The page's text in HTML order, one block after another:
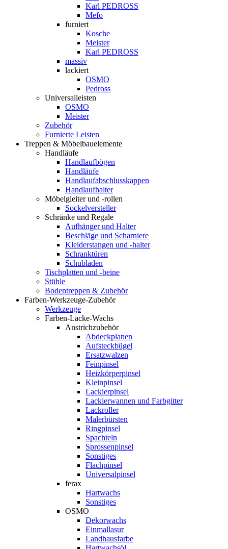
Karl PEDROSS
Mefo
furniert
Kosche
Meister
Karl PEDROSS
massiv
lackiert
OSMO
Pedross
Universalleisten
OSMO
Meister
Zubehör
Furnierte Leisten
Treppen & Möbelbauelemente
Handläufe
Handlaufbögen
Handläufe
Handlaufabschlusskappen
Handlaufhalter
Möbelgleiter und -rollen
Sockelversteller
Schränke und Regale
Aufhänger und Halter
Beschläge und Scharniere
Kleiderstangen und -halter
Schranktüren
Schubladen
Tischplatten und -beine
Stühle
Bodentreppen & Zubehör
Farben-Werkzeuge-Zubehör
Werkzeuge
Farben-Lacke-Wachs
Anstrichzubehör
Abdeckplanen
Aufsteckbügel
Ersatzwalzen
Feinpinsel
Heizkörperpinsel
Kleinpinsel
Lackierpinsel
Lackierwannen und Farbgitter
Lackroller
Malerbürsten
Ringpinsel
Spachteln
Sprossenpinsel
Sonstiges
Flachpinsel
Universalpinsel
ferax
Hartwachs
Sonstiges
OSMO
Dekorwachs
Einmallasur
Landhausfarbe